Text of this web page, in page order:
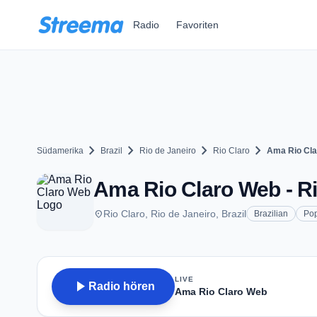
Radio Favoriten
Südamerika chevron_right Brazil chevron_right Rio de Janeiro chevron_right Rio Claro chevron_right Ama Rio
Ama Rio Claro Web -
placeRio Claro, Rio de Janeiro, Brazil Brazilian
play_arrow Radio hören
LIVE
Ama Rio Claro Web